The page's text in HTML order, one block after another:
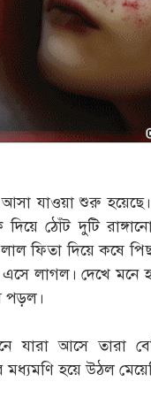
যাওয়া শুরু
ঠোঁট দুটি
ফিতা দিয়ে কষে
লাগল। দেখে
পড়ল।
যারা আসে তারা
হয়ে উঠল